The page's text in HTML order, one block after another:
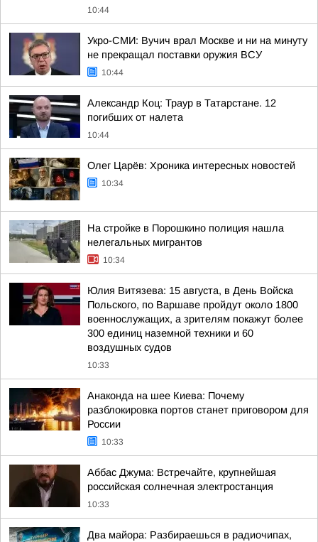
10:44
Укро-СМИ: Вучич врал Москве и ни на минуту
не прекращал поставки оружия ВСУ
10:44
Александр Коц: Траур в Татарстане. 12
погибших от налета
10:44
Олег Царёв: Хроника интересных новостей
10:34
На стройке в Порошкино полиция нашла
нелегальных мигрантов
10:34
Юлия Витязева: 15 августа, в День Войска
Польского, по Варшаве пройдут около 1800
военнослужащих, а зрителям покажут более
300 единиц наземной техники и 60
воздушных судов
10:33
Анаконда на шее Киева: Почему
разблокировка портов станет приговором для
России
10:33
Аббас Джума: Встречайте, крупнейшая
российская солнечная электростанция
10:33
Два майора: Разбираешься в радиочипах,